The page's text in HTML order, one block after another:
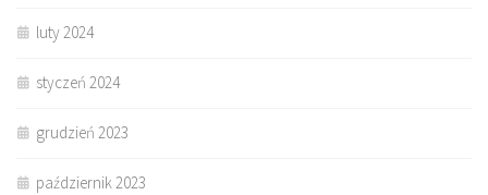
luty 2024
styczeń 2024
grudzień 2023
październik 2023